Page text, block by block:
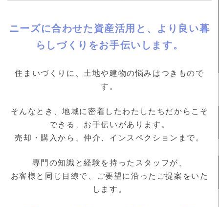
ニーズに合わせた資産活用と、より良い暮
らしづくりをお手伝いします。
住まいづくりに、土地や建物の悩みはつきもので
す。
そんなとき、地域に密着したわたしたちだからこそ
できる、お手伝いがあります。
売却・購入から、仲介、インスペクションまで。
専門の知識と経験を持ったスタッフが、
お客様と同じ目線で、ご要望に沿ったご提案をいた
します。